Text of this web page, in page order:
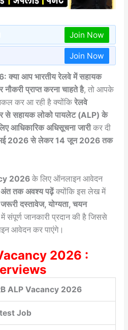
Join Now
Join Now
आप भारतीय रेलवे में सहायक
प्राप्त करना चाहते है, तो आपके
कर आ रही है क्योंकि रेलवे
से सहायक लोको पायलेट (ALP) के
आधिकारिक अधिसूचना जारीकर दी
मई 2026 से लेकर 14 जून 2026 तक
2026के लिए ऑनलाइन आवेदन
तक अवश्य पढ़ेंक्योंकि इस लेख में
दस्तावेज, योग्यता, चयन
संपूर्ण जानकारी प्रदान की है जिससे
आवेदन कर पाएंगे।
2026 :
ALP Vacancy 2026
Job